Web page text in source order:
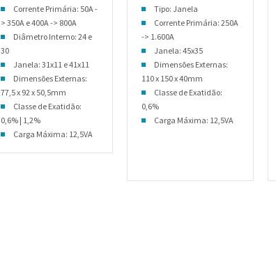
Corrente Primária: 50A -
> 350A e 400A -> 800A
Diâmetro Interno: 24 e
30
Janela: 31x11 e 41x11
Dimensões Externas:
77,5 x 92 x 50,5mm
Classe de Exatidão:
0,6% | 1,2%
Carga Máxima: 12,5VA
Tipo: Janela
Corrente Primária: 250A
-> 1.600A
Janela: 45x35
Dimensões Externas:
110 x 150 x 40mm
Classe de Exatidão:
0,6%
Carga Máxima: 12,5VA